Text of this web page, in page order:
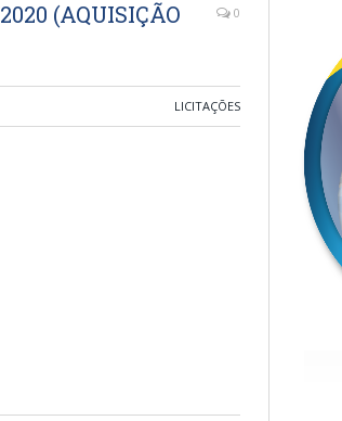
(AQUISIÇÃO
0
LICITAÇÕES